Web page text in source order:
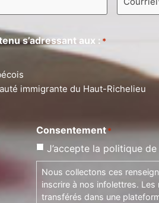
s’adressant aux : *
immigrante du Haut-Richelieu
Consentement*
J’accepte la politique
Nous collectons ces
inscrire à nos infolettres.
transférés dans une